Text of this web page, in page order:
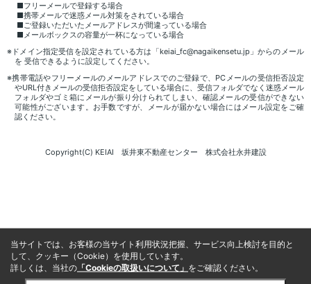
■フリーメールで登録する場合
■携帯メールで迷惑メール対策をされている場合
■ご登録いただいたメールアドレスが間違っている場合
■メールボックスの容量が一杯になっている場合
※ドメイン指定受信を設定されている方は「keiai_fc@nagaikensetu.jp」からのメール
を 受信できるように設定してください。
※携帯電話やフリーメールのメールアドレスでのご登録で、PCメールの受信拒否設定
やURL付きメールの受信拒否設定をしている場合に、受信フォルダでなく迷惑メール
フォルダやゴミ箱にメールが振り分けられてしまい、確認メールの受信ができない
可能性がございます。お手数ですが、メールが届かない場合にはメール設定をご確
認ください。
Copyright(C) KEIAI 坂井東不動産センター 株式会社永井建設
当サイトでは、お客様の当サイト利用状況把握、サービス向上検討を目的と
して、クッキー（Cookie）を使用しています。
詳しくは、当社の 「Cookieの取扱いについて」 をご確認ください。